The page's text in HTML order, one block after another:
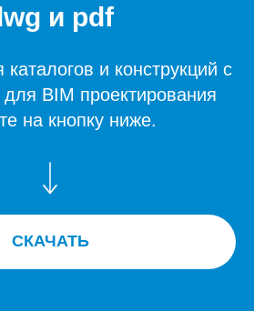
и pdf
и конструкций с
BIM проектирования
на кнопку ниже.
СКАЧАТЬ